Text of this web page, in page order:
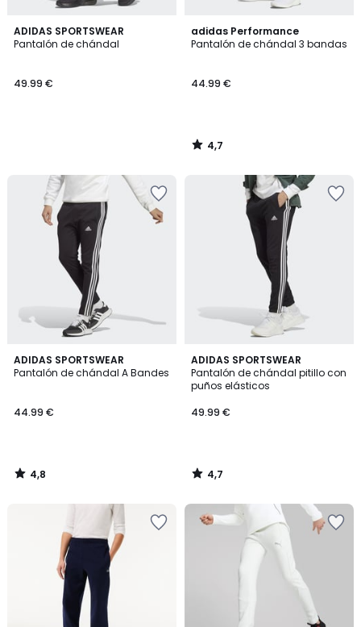
ADIDAS SPORTSWEAR
Pantalón de chándal
49.99 €
adidas Performance
Pantalón de chándal 3 bandas
44.99 €
4,7
/ 5
4,7
/
ADIDAS SPORTSWEAR
Pantalón de chándal A Bandes
44.99 €
4,8
/ 5
4,8
/
ADIDAS SPORTSWEAR
Pantalón de chándal pitillo con
puños elásticos
49.99 €
4,7
/ 5
4,7
/